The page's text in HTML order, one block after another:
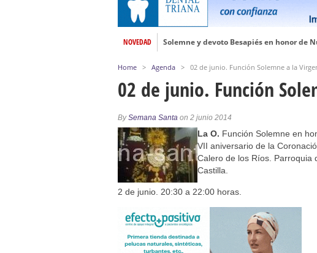
NOVEDAD
Solemne y devoto Besapiés en honor de
Función de la Anunciación del Señor
Besamanos al Señor del Gran Poder de
Solemne y devoto Besamanos en honor
Función Principal de Instituto a la Virgen
Besapié y Besamano en la Quinta Angustia
Gitanos: Besamanos del Señor de la Salud
Besamanos del Señor de la Divina
Home > Agenda > 02 de junio. Función Solemne a la
02 de junio. Función
BySemana Santa on 2 junio 2014
La O. Función Solemne en
VII aniversario de la
Calero de los Ríos. Parroquia
Castilla.
2 de junio. 20:30 a 22:00 horas.